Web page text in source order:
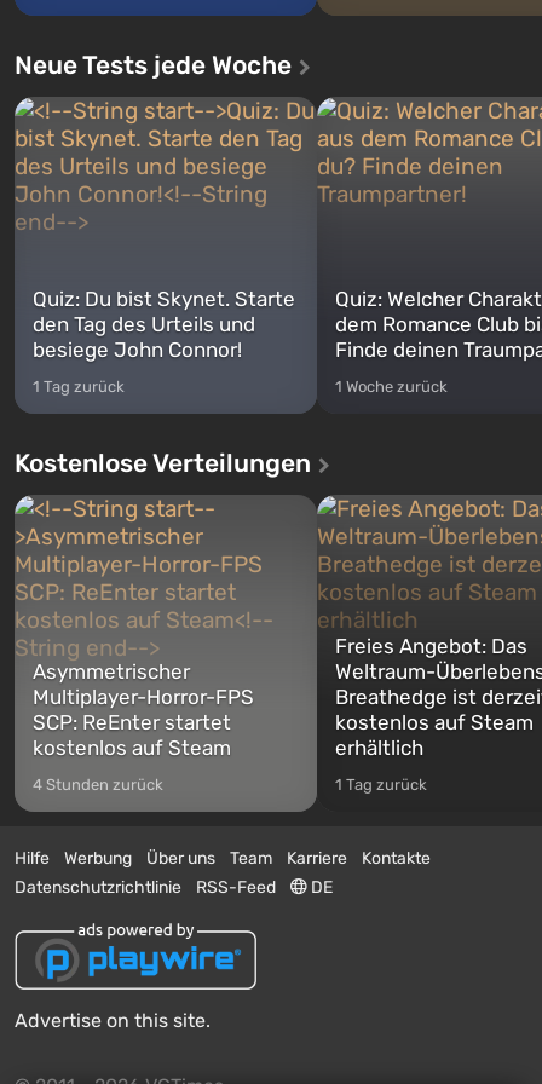
Neue Tests jede Woche
Quiz: Du bist Skynet. Starte
den Tag des Urteils und
besiege John Connor!
1 Tag zurück
Quiz: Welcher
dem Romance Club
Finde deinen
1 Woche zurück
Kostenlose Verteilungen
Asymmetrischer
Multiplayer-Horror-FPS
SCP: ReEnter startet
kostenlos auf Steam
4 Stunden zurück
Freies Angebot: Das
Weltraum-
Breathedge ist
kostenlos auf Steam
erhältlich
1 Tag zurück
Hilfe Werbung Über uns Team Karriere
Kontakte
Datenschutzrichtlinie
RSS-Feed DE
Advertise on this site.